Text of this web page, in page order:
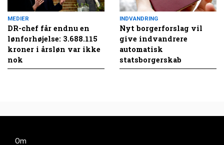
MEDIER
DR-chef får endnu en
lønforhøjelse: 3.688.115
kroner i årsløn var ikke
nok
INDVANDRING
Nyt borgerforslag vil
give indvandrere
automatisk
statsborgerskab
Om